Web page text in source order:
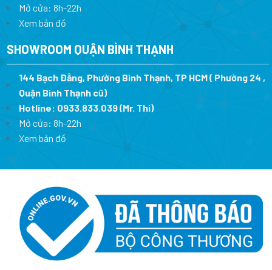
Mở cửa: 8h-22h
Xem bản đồ
SHOWROOM QUẬN BÌNH THẠNH
144 Bạch Đằng, Phường Bình Thạnh, TP HCM ( Phường 24 ,
Quận Bình Thạnh cũ)
Hotline: 0933.833.039(Mr. Thi)
Mở cửa: 8h-22h
Xem bản đồ